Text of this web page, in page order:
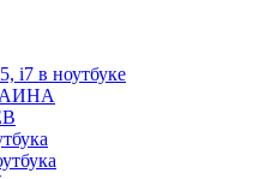
i7 в ноутбуке